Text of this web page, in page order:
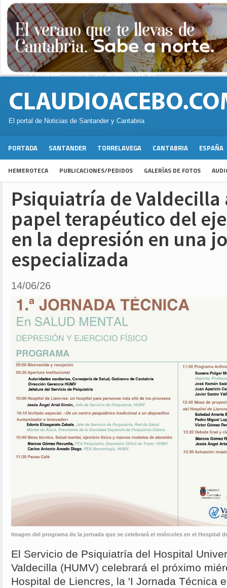
El portal de Noticias de Santander y Cantabria
PORTADA SANTANDER TORRELAVEGA CANTABRIA ESPAÑA
HEMEROTECA PUBLICACIONES/PEDIDOS GALERÍAS DE FOTOS
Psiquiatría de Valdecilla
papel terapéutico del
en la depresión en una
especializada
14/06/26
Imagen del programa de la jornada que se celebrará el miércoles en el Hospital
El Servicio de Psiquiatría del Hospital
Valdecilla (HUMV) celebrará el próximo
Hospital de Liencres, la 'I Jornada Técnica